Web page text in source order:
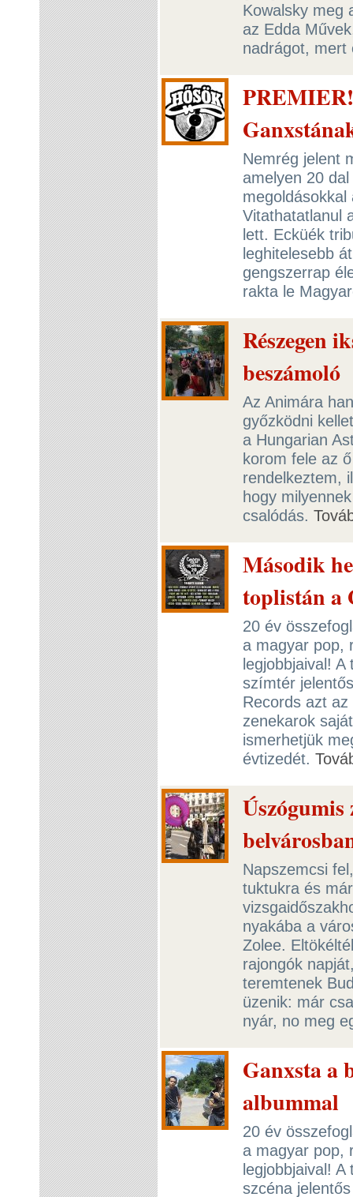
Kowalsky meg
az Edda
nadrágot, mert
Nemrég jelent
amelyen 20
Vitathatatlanul
lett. Ecküék
leghitelesebb
gengszerrap
rakta le
Részegen
beszámoló
Az Animára
győzködni
a Hungarian
korom fele az
rendelkeztem,
hogy
csalódás.
Második
toplistán a
20 év
a magyar pop,
legjobbjaival!
szímtér
Records azt
zenekarok
ismerhetjük
évtizedét.
Napszemcsi
tuktukra és
nyakába a
Zolee.
rajongók
teremtenek
üzenik: már
nyár, no meg
Ganxsta a
albummal
20 év
a magyar pop,
legjobbjaival!
szcéna